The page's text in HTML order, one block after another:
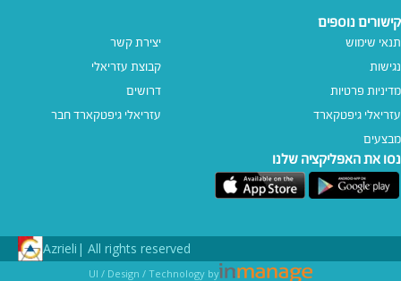
קישורים נוספים
תנאי שימוש
נגישות
מדיניות פרטיות
עזריאלי גיפטקארד
מבצעים
יצירת קשר
קבוצת עזריאלי
דרושים
עזריאלי גיפטקארד חבר‎
נסו את האפליקציה שלנו
All rights reserved |
Azrieli
UI / Design / Technology by